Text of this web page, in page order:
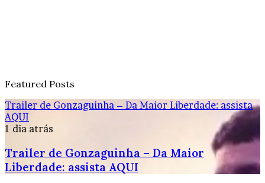
Featured Posts
Trailer de Gonzaguinha – Da Maior Liberdade: assista
AQUI
1 dia atrás
Trailer de Gonzaguinha – Da Maior
Liberdade: assista AQUI